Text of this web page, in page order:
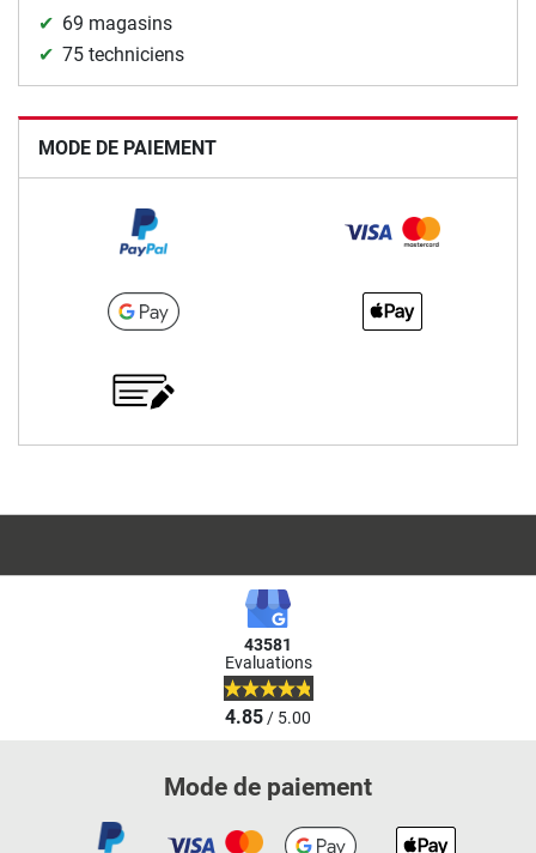
69 magasins
75 techniciens
MODE DE PAIEMENT
43581
Evaluations
4.85/ 5.00
Mode de paiement